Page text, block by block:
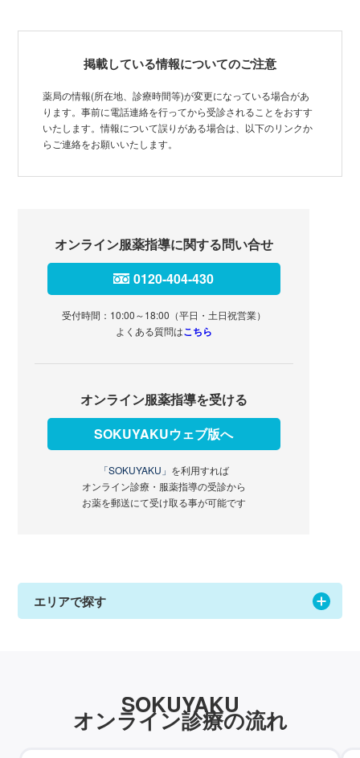
掲載している情報についてのご注意
薬局の情報(所在地、診療時間等)が変更になっている場合があ
ります。事前に電話連絡を行ってから受診されることをおすす
いたします。情報について誤りがある場合は、以下のリンクか
らご連絡をお願いいたします。
オンライン服薬指導に関する問い合せ
0120-404-430
受付時間：10:00～18:00（平日・土日祝営業）
よくある質問はこちら
オンライン服薬指導を受ける
SOKUYAKUウェブ版へ
「SOKUYAKU」 を利用すれば
オンライン診療・服薬指導の受診から
お薬を郵送にて受け取る事が可能です
エリアで探す
SOKUYAKU
オンライン診療の流れ